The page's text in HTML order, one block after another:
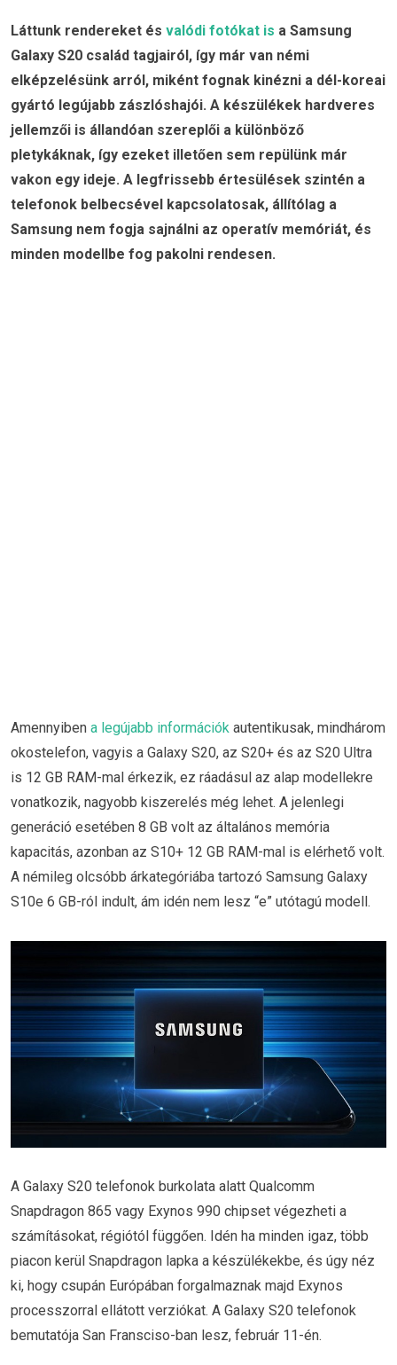
Láttunk rendereket és valódi fotókat is a Samsung
Galaxy S20 család tagjairól, így már van némi
elképzelésünk arról, miként fognak kinézni a dél-koreai
gyártó legújabb zászlóshajói. A készülékek hardveres
jellemzői is állandóan szereplői a különböző
pletykáknak, így ezeket illetően sem repülünk már
vakon egy ideje. A legfrissebb értesülések szintén a
telefonok belbecsével kapcsolatosak, állítólag a
Samsung nem fogja sajnálni az operatív memóriát, és
minden modellbe fog pakolni rendesen.
Amennyiben a legújabb információk autentikusak, mindhárom
okostelefon, vagyis a Galaxy S20, az S20+ és az S20 Ultra
is 12 GB RAM-mal érkezik, ez ráadásul az alap modellekre
vonatkozik, nagyobb kiszerelés még lehet. A jelenlegi
generáció esetében 8 GB volt az általános memória
kapacitás, azonban az S10+ 12 GB RAM-mal is elérhető volt.
A némileg olcsóbb árkategóriába tartozó Samsung Galaxy
S10e 6 GB-ról indult, ám idén nem lesz “e” utótagú modell.
A Galaxy S20 telefonok burkolata alatt Qualcomm
Snapdragon 865 vagy Exynos 990 chipset végezheti a
számításokat, régiótól függően. Idén ha minden igaz, több
piacon kerül Snapdragon lapka a készülékekbe, és úgy néz
ki, hogy csupán Európában forgalmaznak majd Exynos
processzorral ellátott verziókat. A Galaxy S20 telefonok
bemutatója San Fransciso-ban lesz, február 11-én.